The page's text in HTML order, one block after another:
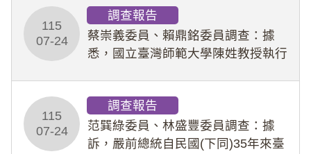
行拍攝特定樣態性影像並以手機傳送
劉師。該生因畏懼成
115
07-24
調查報告
蔡崇義委員、賴鼎銘委員調查：據
悉，國立臺灣師範大學陳姓教授執行
術倫理等情案調查報告。(115教調
31)
115
07-24
調查報告
范巽綠委員、林盛豐委員調查：據
訴，嚴前總統自民國(下同)35年來臺